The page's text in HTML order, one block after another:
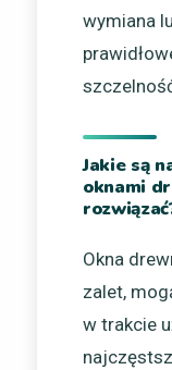
wymiana
Jakie są
oknami
Okna
zalet,
w trakcie